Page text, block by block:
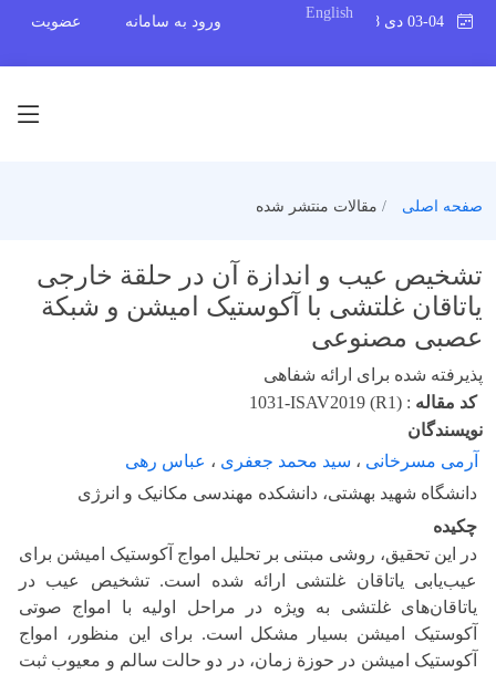
English
ورود به سامانه عضویت
صفحه اصلی مقالات منتشر شده
تشخیص عیب و اندازة آن در حلقة خارجی
یاتاقان غلتشی با آکوستیک امیشن و شبکة
عصبی مصنوعی
پذیرفته شده برای ارائه شفاهی
کد مقاله :
1031-ISAV2019 (R1)
نویسندگان
آرمی مسرخانی ، سید محمد جعفری ، عباس رهی
دانشگاه شهید بهشتی، دانشکده مهندسی مکانیک و انرژی
چکیده
در این تحقیق، روشی مبتنی بر تحلیل امواج آکوستیک امیشن برای
عیب‌یابی یاتاقان غلتشی ارائه شده است. تشخیص عیب در
یاتاقان‌های غلتشی‌ به ویژه در مراحل اولیه با امواج صوتی
آکوستیک امیشن بسیار مشکل است. برای این منظور، امواج
آکوستیک امیشن در حوزة زمان، در دو حالت سالم و معیوب ثبت